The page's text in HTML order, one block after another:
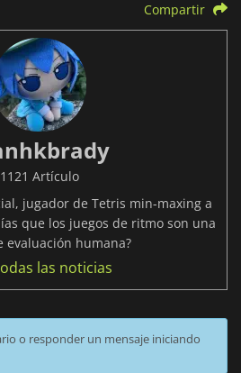
Compartir
1121 Artículo
jugador de Tetris min-maxing a
que los juegos de ritmo son una
evaluación humana?
las noticias
o responder un mensaje iniciando